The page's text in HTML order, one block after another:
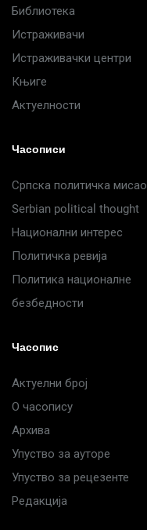
Библиотека
Истраживачи
Истраживачки центри
Књиге
Актуелности
Часописи
Српска политичка мисао
Serbian political thought
Национални интерес
Политичка ревија
Политика националне
безбедности
Часопис
Актуелни број
О часопису
Архива
Упуство за ауторе
Упуство за рецезенте
Редакција